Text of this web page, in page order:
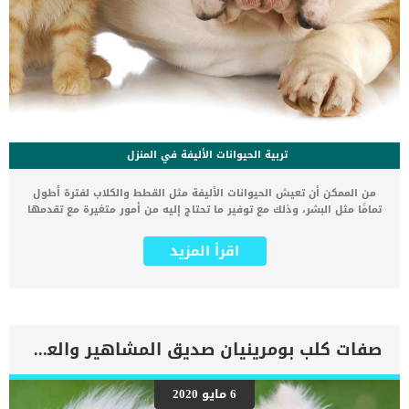
تربية الحيوانات الأليفة في المنزل
من الممكن أن تعيش الحيوانات الأليفة مثل القطط والكلاب لفترة أطول
تمامًا مثل البشر، وذلك مع توفير ما تحتاج إليه من أمور متغيرة مع تقدمها
القيام بها لمساعدة حيواناتكم الأليفة كبيرة السن على العيش لمدة
طويلة في صحة وسعادة وحيوية. متي يصبح حيواني الأليف كبير السن؟
الشيخوخة من عمر 15 سنة فأكثر. وتختلف سلالات الكلاب عن بعضها البعض
في ذلك، فهناك سلالات كبيرة تصل إلى سن الشيخوخة بشكل أسرع من
بقية السلالات الأخرى. حيث أن بعض الكلاب يكون عمر السابعة لديها هو
منتصف العمر، وغيرها يكون هذا العمر لديها هو عمر النضج. ولكن في
اقرأ المزيد
صفات كلب بومرينيان صديق المشاهير والعظماء
6 مايو 2020